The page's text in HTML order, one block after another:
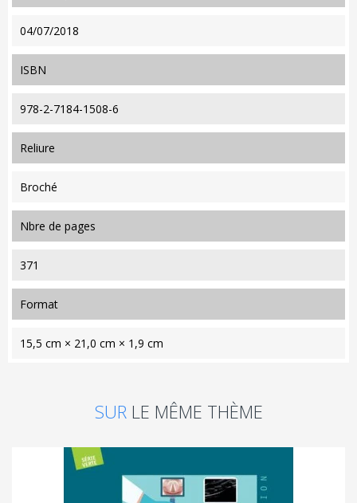
04/07/2018
ISBN
978-2-7184-1508-6
reliure
Broché
nbre de pages
371
format
15,5 cm × 21,0 cm × 1,9 cm
SUR LE MÊME THÈME